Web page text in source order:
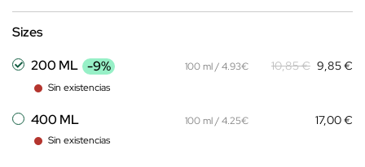
Sizes
200 ML -9%
Sin existencias
100 ml / 4.93€ 10,85 € 9,85 €
400 ML
Sin existencias
100 ml / 4.25€ 17,00 €